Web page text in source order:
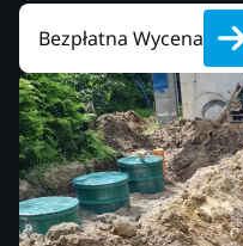
Bezpłatna Wycena